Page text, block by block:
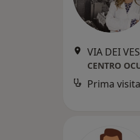
VIA DEI
Prima